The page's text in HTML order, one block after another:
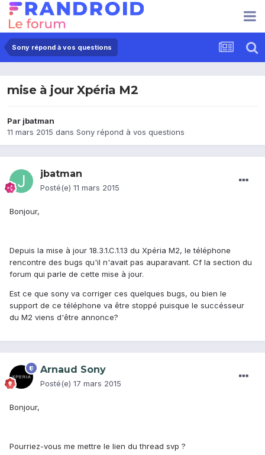
Sony répond à vos questions
mise à jour Xpéria M2
Par jbatman
11 mars 2015 dans Sony répond à vos questions
jbatman
Posté(e) 11 mars 2015
Bonjour,
Depuis la mise à jour 18.3.1.C.1.13 du Xpéria M2, le téléphone
rencontre des bugs qu'il n'avait pas auparavant. Cf la section du
forum qui parle de cette mise à jour.
Est ce que sony va corriger ces quelques bugs, ou bien le
support de ce téléphone va être stoppé puisque le succésseur
du M2 viens d'être annonce?
Arnaud Sony
Posté(e) 17 mars 2015
Bonjour,
Pourriez-vous me mettre le lien du thread svp ?